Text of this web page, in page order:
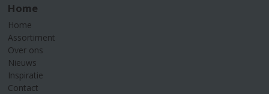
Home
Home
Assortiment
Over ons
Nieuws
Inspiratie
Contact